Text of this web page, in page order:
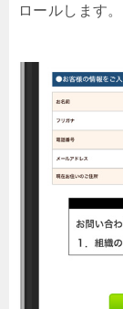
ロールします。